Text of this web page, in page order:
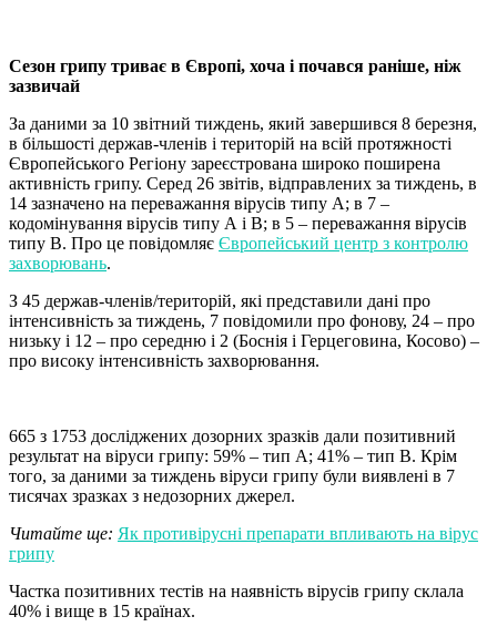
Сезон грипу триває в Європі, хоча і почався раніше, ніж
зазвичай
За даними за 10 звітний тиждень, який завершився 8 березня,
в більшості держав-членів і територій на всій протяжності
Європейського Регіону зареєстрована широко поширена
активність грипу. Серед 26 звітів, відправлених за тиждень, в
14 зазначено на переважання вірусів типу А; в 7 –
кодомінування вірусів типу А і В; в 5 – переважання вірусів
типу В. Про це повідомляє Європейський центр з контролю
захворювань.
З 45 держав-членів/територій, які представили дані про
інтенсивність за тиждень, 7 повідомили про фонову, 24 – про
низьку і 12 – про середню і 2 (Боснія і Герцеговина, Косово) –
про високу інтенсивність захворювання.
665 з 1753 досліджених дозорних зразків дали позитивний
результат на віруси грипу: 59% – тип А; 41% – тип В. Крім
того, за даними за тиждень віруси грипу були виявлені в 7
тисячах зразках з недозорних джерел.
Читайте ще: Як противірусні препарати впливають на вірус
грипу
Частка позитивних тестів на наявність вірусів грипу склала
40% і вище в 15 країнах.